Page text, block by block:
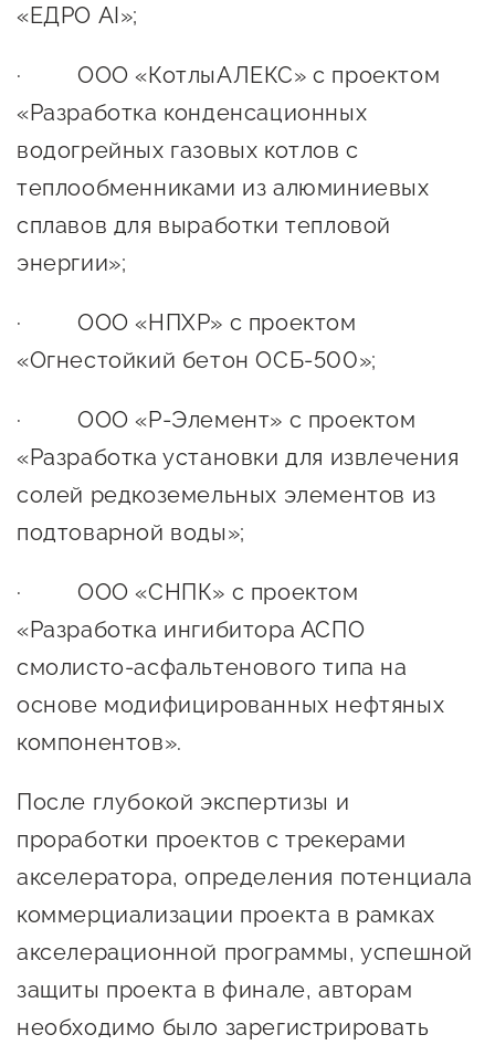
Образовательная поддержка
инновационно-
технологического
предпринимательства
Поддержка социальных
предпринимателей
Поддержка экспортеров
Финансовая поддержка
Меры поддержки в условиях
давления
Центры поддержки
консультационного
сопровождения
О центре
Поддержка центра
Онлайн-витрина
Центр образовательных
программ и молодежного
предпринимательства
О центре
Календарь
мероприятий для
Поддержка центра
Истории успеха
Центр инноваций
социальной сферы
О центре
Поддержка центра
Календарь
мероприятий для
предпринимателей
Центр финансовой
О центре
Проекты
Центр инновационно-
технологического и
«ЕДРО AI»;
· ООО «КотлыАЛЕКС» с проектом
«Разработка конденсационных
водогрейных газовых котлов с
теплообменниками из алюминиевых
сплавов для выработки тепловой
энергии»;
· ООО «НПХР» с проектом
«Огнестойкий бетон ОСБ-500»;
· ООО «Р-Элемент» с проектом
«Разработка установки для извлечения
солей редкоземельных элементов из
подтоварной воды»;
· ООО «СНПК» с проектом
«Разработка ингибитора АСПО
смолисто-асфальтенового типа на
основе модифицированных нефтяных
компонентов».
После глубокой экспертизы и
проработки проектов с трекерами
акселератора, определения потенциала
коммерциализации проекта в рамках
акселерационной программы, успешной
защиты проекта в финале, авторам
необходимо было зарегистрировать